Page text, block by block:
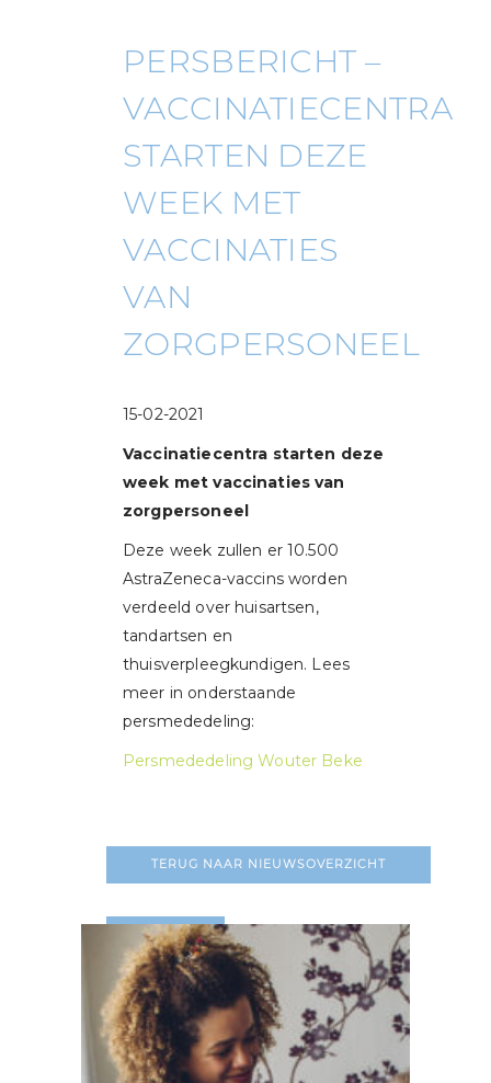
PERSBERICHT –
VACCINATIECENTRA
STARTEN DEZE
WEEK MET
VACCINATIES
VAN
ZORGPERSONEEL
15-02-2021
Vaccinatiecentra starten deze
week met vaccinaties van
zorgpersoneel
Deze week zullen er 10.500
AstraZeneca-vaccins worden
verdeeld over huisartsen,
tandartsen en
thuisverpleegkundigen. Lees
meer in onderstaande
persmededeling:
Persmededeling Wouter Beke
TERUG NAAR NIEUWSOVERZICHT
LEES MEER